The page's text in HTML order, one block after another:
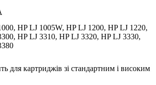
HP LJ 1005W, HP LJ 1200, HP LJ 1220,
HP LJ 3310, HP LJ 3320, HP LJ 3330,
для картриджів зі стандартним і високим